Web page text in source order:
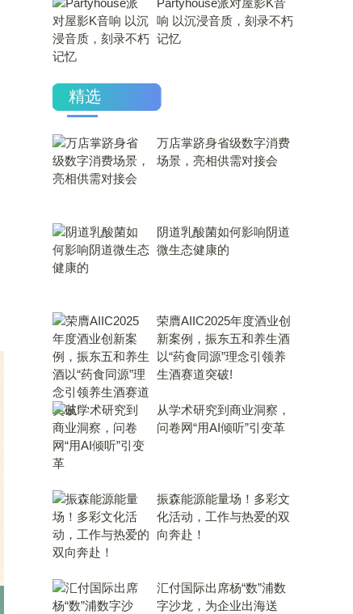
Partyhouse派对屋影K音
响 以沉浸音质，刻录不朽
记忆
精选
万店掌跻身省级数字消费
场景，亮相供需对接会
​阴道乳酸菌如何影响阴道
微生态健康的
荣膺AIIC2025年度酒业创
新案例，振东五和养生酒
以“药食同源”理念引领养
生酒赛道突破!
从学术研究到商业洞察，
问卷网“用AI倾听”引变革
振森能源能量场！多彩文
化活动，工作与热爱的双
向奔赴！
汇付国际出席杨“数”浦数
字沙龙，为企业出海送